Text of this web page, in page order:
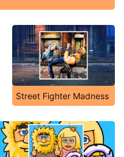
Street Fighter Madness